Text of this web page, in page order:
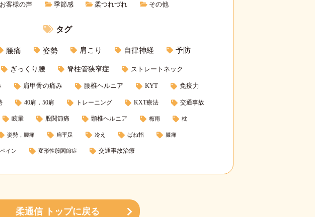
お客様の声 季節感 柔つれづれ その他
タグ
腰痛 姿勢 肩こり 自律神経 予防
ぎっくり腰 脊柱管狭窄症 ストレートネック
肩甲骨の痛み 腰椎ヘルニア KYT 免疫力
40肩，50肩 トレーニング KXT療法 交通事故
眩暈 股関節痛 頸椎ヘルニア 梅雨 枕
姿勢，腰痛 扁平足 冷え ばね指 膝痛
イン 変形性股関節症 交通事故治療
柔通信 トップに戻る